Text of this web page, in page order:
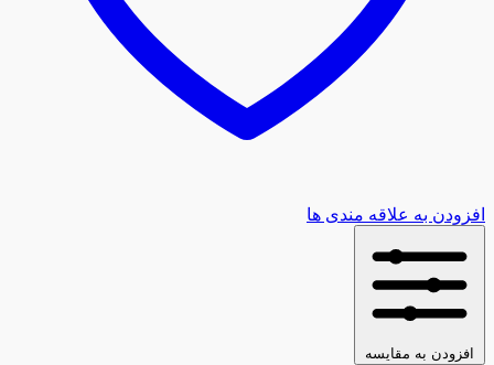
افزودن به علاقه مندی ها
افزودن به مقایسه